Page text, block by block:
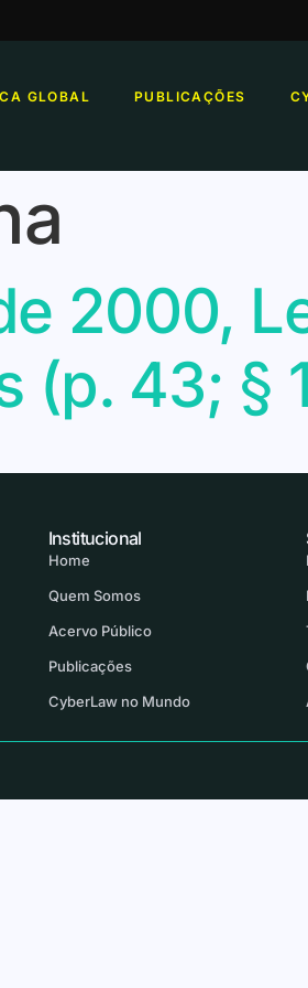
GLOBAL PUBLICAÇÕES
2000,
(p. 43; §
Institucional
Home
Quem Somos
Acervo Público
Publicações
CyberLaw no Mundo